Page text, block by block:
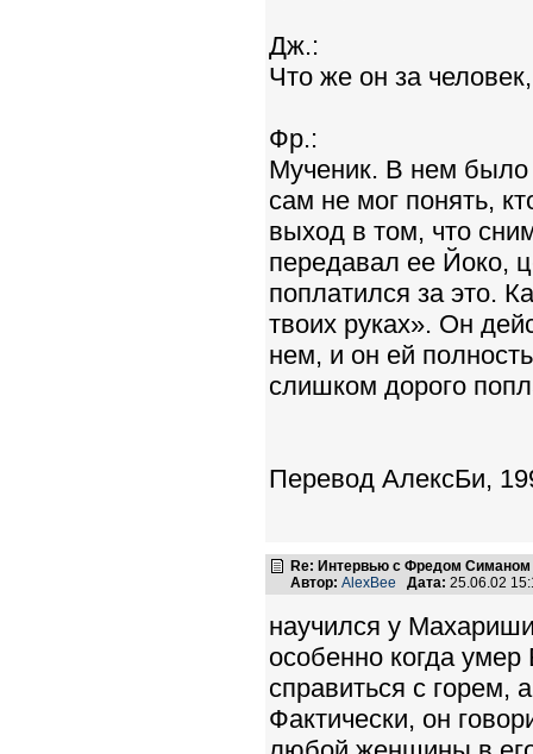
Дж.:
Что же он за
Фр.:
Мученик. В нем было
сам не мог понять,
выход в том, что
передавал ее Йоко,
поплатился за это.
твоих руках». Он
нем, и он ей
слишком дорого
Перевод АлексБи,
Re: Интервью с Фредом Симаном
Автор: AlexBee Дата: 25.06.02
научился у
особенно когда
справиться с горем,
Фактически, он